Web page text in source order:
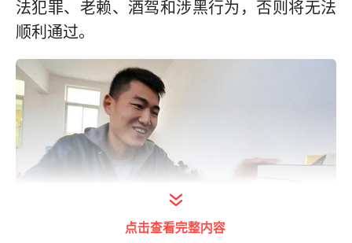
法犯罪、老赖、酒驾和涉黑行为，否则将无法
顺利通过。
点击查看完整内容